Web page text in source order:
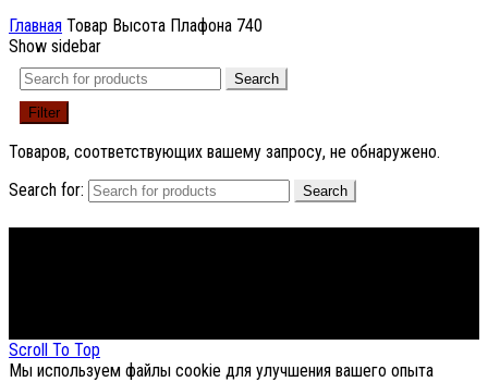
Главная Товар Высота Плафона 740
Show sidebar
Search
Filter
Товаров, соответствующих вашему запросу, не обнаружено.
Search for:
Search
Scroll To Top
Мы используем файлы cookie для улучшения вашего опыта